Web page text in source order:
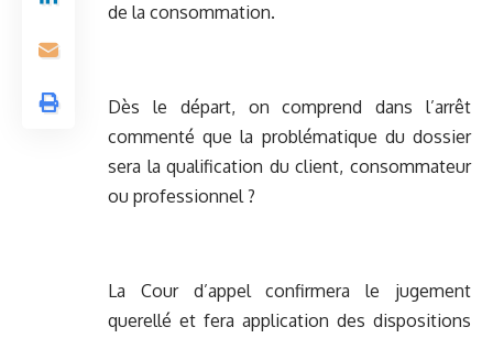
de la consommation.
Dès le départ, on comprend dans l’arrêt
commenté que la problématique du dossier
sera la qualification du client, consommateur
ou professionnel ?
La Cour d’appel confirmera le jugement
querellé et fera application des dispositions